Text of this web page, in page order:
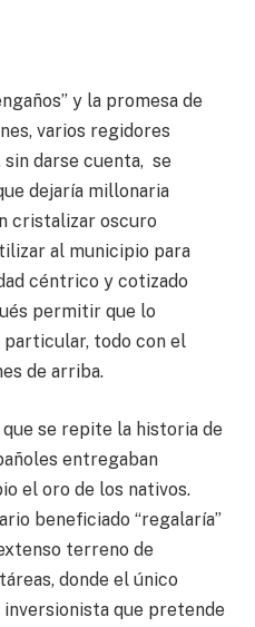
y la promesa de
varios regidores
darse cuenta, se
dejaría millonaria
cristalizar oscuro
al municipio para
céntrico y cotizado
permitir que lo
particular, todo con el
de arriba.
se repite la historia de
entregaban
el oro de los nativos.
beneficiado “regalaría”
terreno de
donde el único
que pretende